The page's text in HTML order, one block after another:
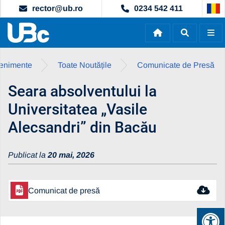
rector@ub.ro 0234 542 411
Toate Noutățile Comunicate de Presă
Seara absolventului la
Universitatea „Vasile
Alecsandri” din Bacău
Publicat la 20 mai, 2026
Comunicat de presă